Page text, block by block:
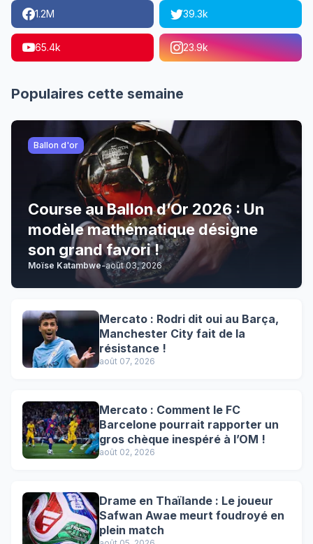
1.2M 39.3k
65.4k 23.9k
Populaires cette semaine
Ballon d'or
Course au Ballon d’Or 2026 : Un
modèle mathématique désigne
son grand favori !
Moïse Katambwe-août 03, 2026
Mercato : Rodri dit oui au Barça,
Manchester City fait de la
résistance !
août 07, 2026
Mercato : Comment le FC
Barcelone pourrait rapporter un
gros chèque inespéré à l’OM !
août 02, 2026
Drame en Thaïlande : Le joueur
Safwan Awae meurt foudroyé en
plein match